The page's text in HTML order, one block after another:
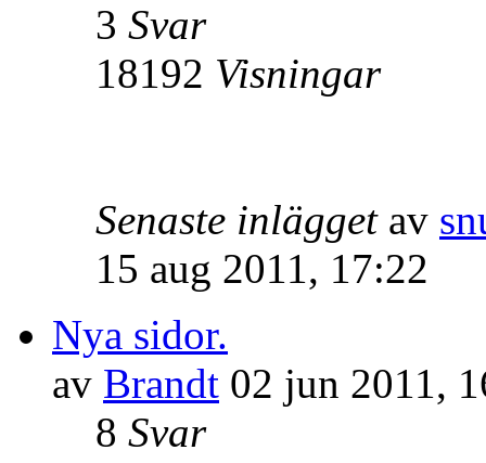
3 Svar
18192 Visningar
Senaste inlägget av
15 aug 2011, 17:22
Nya sidor.
av Brandt 02 jun 2011,
8 Svar